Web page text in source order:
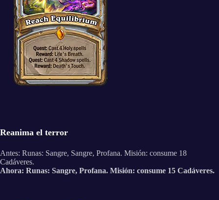
Reanima el terror
Antes: Runas: Sangre, Sangre, Profana. Misión: consume 18
Cadáveres.
Ahora: Runas: Sangre, Profana. Misión: consume 15 Cadáveres.